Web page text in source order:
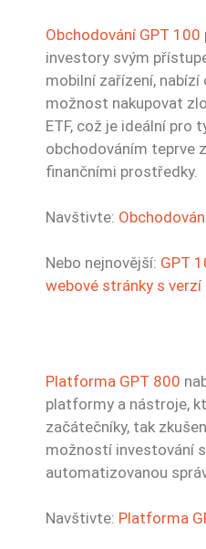
Obchodování GPT 100
investory svým
mobilní zařízení,
možnost nakupovat
ETF, což je ideální pro
obchodováním teprve
finančními prostředky.
Navštivte:
Nebo nejnovější: GPT
webové stránky s
Platforma GPT 800
platformy a nástroje,
začátečníky, tak
možností investování
automatizovanou
Navštivte: Platforma